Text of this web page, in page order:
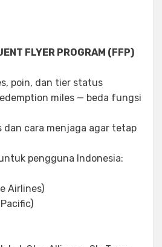
FLYER PROGRAM (FFP)
poin, dan tier status
miles — beda fungsi
dan cara menjaga agar tetap
pengguna Indonesia:
Airlines)